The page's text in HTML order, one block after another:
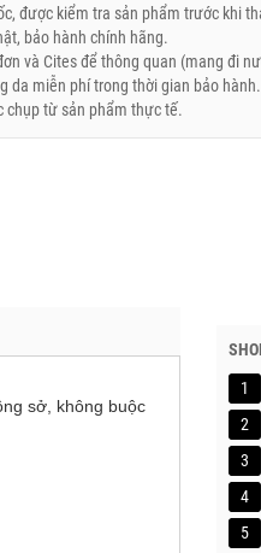
được kiểm tra sản phẩm trước khi
bảo hành chính hãng.
và Cites để thông quan (mang đi
miễn phí trong thời gian bảo hành.
từ sản phẩm thực tế.
sở, không buộc
1
2
3
4
5